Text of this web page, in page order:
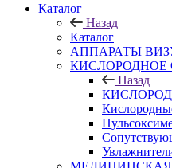
Каталог
Назад
Каталог
АППАРАТЫ
КИСЛОРОДНОЕ
Назад